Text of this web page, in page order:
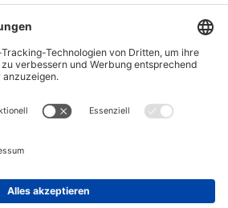
11. Juli 2006 um 15:50
als Alternative zum
26
bei ebay
vom Lackierer